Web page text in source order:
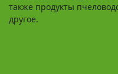
также продукты
другое.